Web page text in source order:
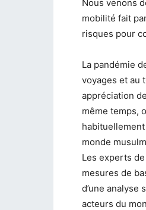
Nous venons
mobilité fait
risques pour
La pandémie
voyages et au
appréciation
même temps,
monde
Les experts de
mesures de
d’une analyse
acteurs du